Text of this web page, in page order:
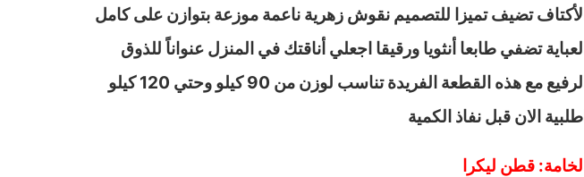
الأكتاف تضيف تميزا للتصميم نقوش زهرية ناعمة موزعة بتوازن على كامل
العباية تضفي طابعا أنثويا ورقيقا اجعلي أناقتك في المنزل عنواناً للذوق
الرفيع مع هذه القطعة الفريدة تناسب لوزن من 90 كيلو وحتي 120 كيلو
اطلبية الان قبل نفاذ الكمية
الخامة: قطن ليكرا